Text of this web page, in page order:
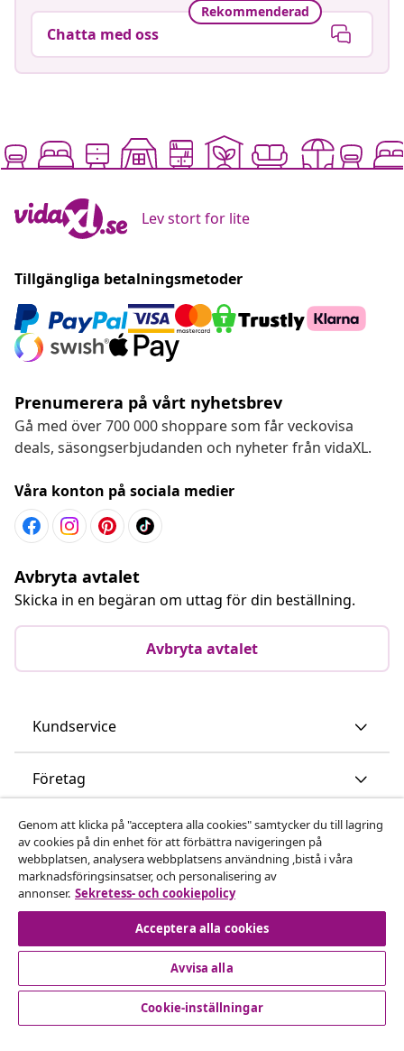
Rekommenderad
Chatta med oss
Lev stort for lite
Tillgängliga betalningsmetoder
Prenumerera på vårt nyhetsbrev
Gå med över 700 000 shoppare som får veckovisa
deals, säsongserbjudanden och nyheter från vidaXL.
Våra konton på sociala medier
Avbryta avtalet
Skicka in en begäran om uttag för din beställning.
Avbryta avtalet
Kundservice
Företag
vidaXL
Upptäck mer
© 2008-2026 vidaXL www.vidaxl.se är en webbshop från
Genom att klicka på "acceptera alla cookies" samtycker du till lagring
av cookies på din enhet för att förbättra navigeringen på
webbplatsen, analysera webbplatsens användning ,bistå i våra
marknadsföringsinsatser, och personalisering av
annonser. Sekretess- och cookiepolicy
Acceptera alla cookies
Avvisa alla
Cookie-inställningar